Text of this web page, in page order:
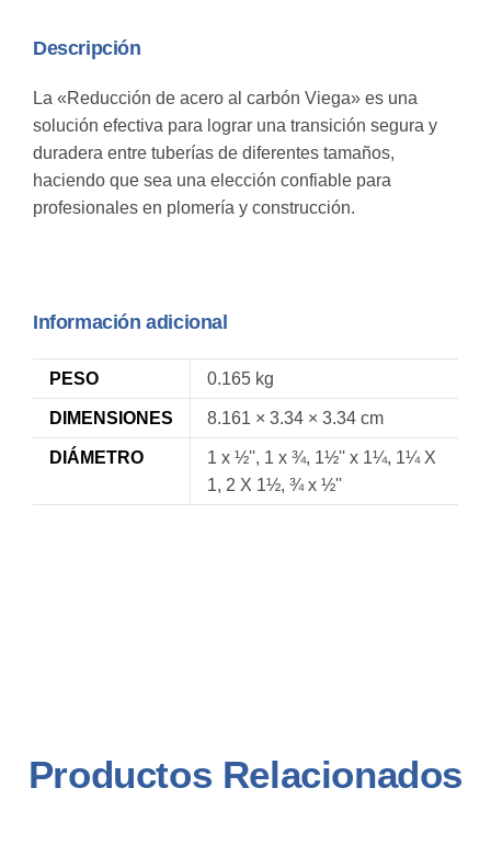
Descripción
La «Reducción de acero al carbón Viega» es una
solución efectiva para lograr una transición segura y
duradera entre tuberías de diferentes tamaños,
haciendo que sea una elección confiable para
profesionales en plomería y construcción.
Información adicional
PESO 0.165 kg
DIMENSIONES 8.161 × 3.34 × 3.34 cm
DIÁMETRO
1 x ½'', 1 x ¾, 1½'' x 1¼, 1¼ X
1, 2 X 1½, ¾ x ½''
Productos Relacionados